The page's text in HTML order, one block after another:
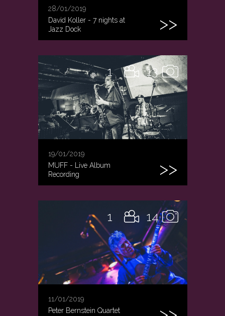
28/01/2019
David Koller - 7 nights at
Jazz Dock
13
1
19/01/2019
MUFF - Live Album
Recording
14
1
11/01/2019
Peter Bernstein Quartet